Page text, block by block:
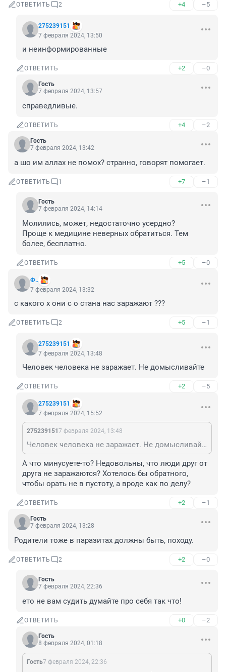
ОТВЕТИТЬ 2 +4 –5
275239151
7 февраля 2024, 13:50
и неинформированные
ОТВЕТИТЬ +2 –0
Гость
7 февраля 2024, 13:57
справедливые.
ОТВЕТИТЬ +4 –2
Гость
7 февраля 2024, 13:42
а шо им аллах не помох? странно, говорят помогает.
ОТВЕТИТЬ 1 +7 –1
Гость
7 февраля 2024, 14:14
Молились, может, недостаточно усердно?
Проще к медицине неверных обратиться. Тем
более, бесплатно.
ОТВЕТИТЬ +5 –0
Ф..
7 февраля 2024, 13:32
с какого х они с о стана нас заражают ???
ОТВЕТИТЬ 2 +5 –1
275239151
7 февраля 2024, 13:48
Человек человека не заражает. Не домысливайте
ОТВЕТИТЬ +2 –5
275239151
7 февраля 2024, 15:52
275239151 7 февраля 2024, 13:48
Человек человека не заражает. Не домысливайте
А что минусуете-то? Недовольны, что люди друг от
друга не заражаются? Хотелось бы обратного,
чтобы орать не в пустоту, а вроде как по делу?
ОТВЕТИТЬ +2 –1
Гость
7 февраля 2024, 13:28
Родители тоже в паразитах должны быть, походу.
ОТВЕТИТЬ 2 +2 –0
Гость
7 февраля 2024, 22:36
ето не вам судить думайте про себя так что!
ОТВЕТИТЬ +0 –2
Гость
8 февраля 2024, 01:18
Гость7 февраля 2024, 22:36